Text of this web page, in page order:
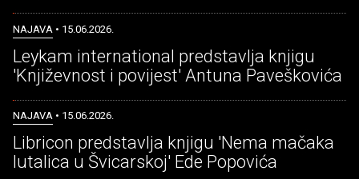
NAJAVA • 15.06.2026.
Leykam international predstavlja knjigu
'Književnost i povijest' Antuna Paveškovića
NAJAVA • 15.06.2026.
Libricon predstavlja knjigu 'Nema mačaka
lutalica u Švicarskoj' Ede Popovića